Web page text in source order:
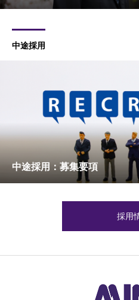
中途採用
中途採用：募集要項
採用